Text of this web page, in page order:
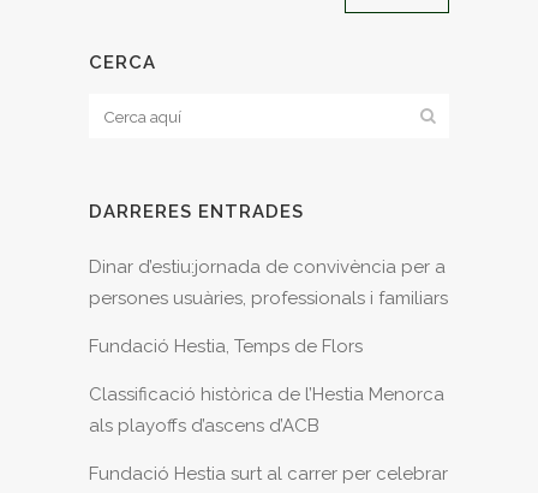
CERCA
DARRERES ENTRADES
Dinar d’estiu:jornada de convivència per a
persones usuàries, professionals i familiars
Fundació Hestia, Temps de Flors
Classificació històrica de l’Hestia Menorca
als playoffs d’ascens d’ACB
Fundació Hestia surt al carrer per celebrar